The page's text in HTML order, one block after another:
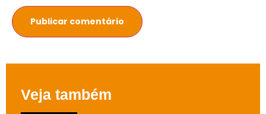
Veja também